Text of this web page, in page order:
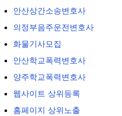
안산상간소송변호사
의정부음주운전변호사
화물기사모집
안산학교폭력변호사
양주학교폭력변호사
웹사이트 상위등록
홈페이지 상위노출